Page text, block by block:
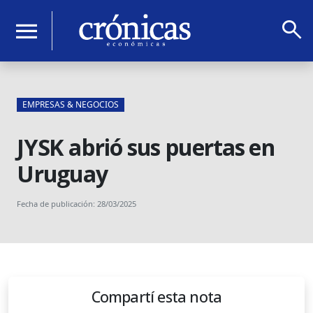
menu search
EMPRESAS & NEGOCIOS
JYSK abrió sus puertas en
Uruguay
Fecha de publicación: 28/03/2025
Compartí esta nota